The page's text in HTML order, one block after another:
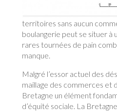
territoires sans aucun
boulangerie peut se situer à
rares tournées de pain
manque.
Malgré l’essor actuel des
maillage des commerces et
Bretagne un élément
d’équité sociale. La